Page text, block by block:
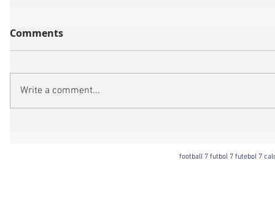
Comments
Write a comment...
football 7 futbol 7 futebol 7